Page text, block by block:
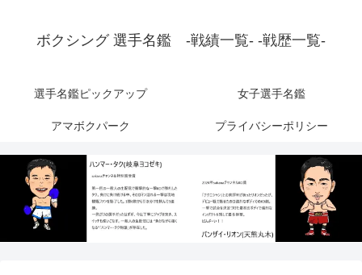
ボクシング 選手名鑑 -戦績一覧- -戦歴一覧-
選手名鑑ピックアップ 女子選手名鑑
アマボクパーク プライバシーポリシー